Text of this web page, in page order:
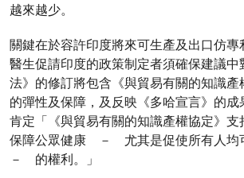
越來越少。
關鍵在於容許印度將來可生產及出口仿專
醫生促請印度的政策制定者須確保建議中
法》的修訂將包含《與貿易有關的知識
的彈性及保障，及反映《多哈宣言》的成
肯定「《與貿易有關的知識產權協定》支
保障公眾健康 － 尤其是促使所有人均
－ 的權利。」